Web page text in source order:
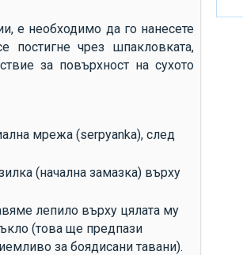
е необходимо да го нанесете
постигне чрез шпакловката,
за повърхност на сухото
мрежа (serpyanka), след
(начална замазка) върху
лепило върху цялата му
(това ще предпази
за боядисани тавани).